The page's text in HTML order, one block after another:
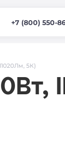
+7 (800) 550-
5К)